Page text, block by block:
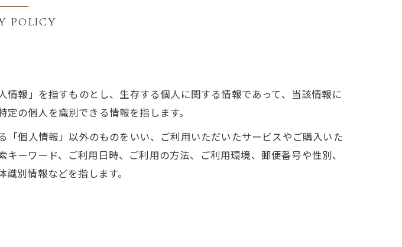
POLICY
報」を指すものとし、生存する個人に関する情報であって、当該情報に
の個人を識別できる情報を指します。
個人情報」以外のものをいい、ご利用いただいたサービスやご購入いた
ーワード、ご利用日時、ご利用の方法、ご利用環境、郵便番号や性別、
別情報などを指します。